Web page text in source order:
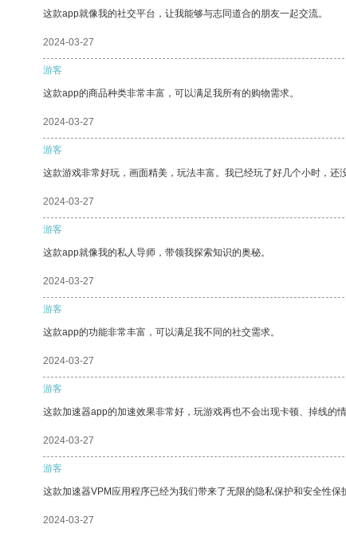
这款app就像我的社交平台，让我能够与志同道合的朋友一起交流。
2024-03-27
游客
这款app的商品种类非常丰富，可以满足我所有的购物需求。
2024-03-27
游客
这款游戏非常好玩，画面精美，玩法丰富。我已经玩了好几个小时，还
2024-03-27
游客
这款app就像我的私人导师，带领我探索知识的奥秘。
2024-03-27
游客
这款app的功能非常丰富，可以满足我不同的社交需求。
2024-03-27
游客
这款加速器app的加速效果非常好，玩游戏再也不会出现卡顿、掉线的
2024-03-27
游客
这款加速器VPM应用程序已经为我们带来了无限的隐私保护和安全性保
2024-03-27